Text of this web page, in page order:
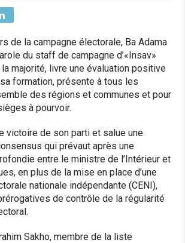
de la campagne électorale, Ba Adama
du staff de campagne d’«Insav»
majorité, livre une évaluation positive
formation, présente à tous les
des régions et communes et pour
à pourvoir.
victoire de son parti et salue une
qui prévaut après une
entre le ministre de l’Intérieur et
en plus de la mise en place d’une
nationale indépendante (CENI),
de contrôle de la régularité
Sakho, membre de la liste